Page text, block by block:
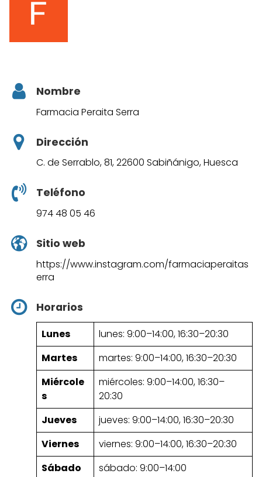
Nombre
Farmacia Peraita Serra
Dirección
C. de Serrablo, 81, 22600 Sabiñánigo, Huesca
Teléfono
974 48 05 46
Sitio web
https://www.instagram.com/farmaciaperaitas
erra
Horarios
Lunes
lunes: 9:00–14:00, 16:30–20:30
Martes
martes: 9:00–14:00, 16:30–20:30
Miércole
s
miércoles: 9:00–14:00, 16:30–
20:30
Jueves
jueves: 9:00–14:00, 16:30–20:30
Viernes
viernes: 9:00–14:00, 16:30–20:30
Sábado
sábado: 9:00–14:00